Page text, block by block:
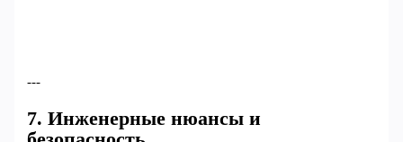
---
7. Инженерные нюансы и